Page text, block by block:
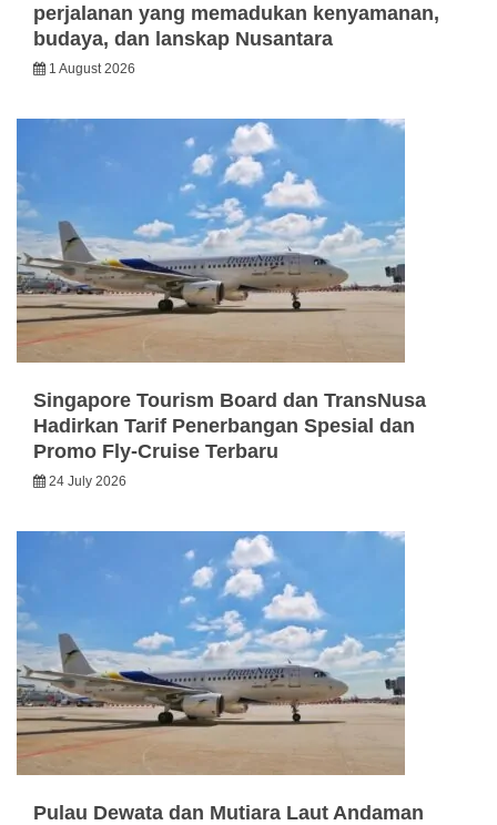
perjalanan yang memadukan kenyamanan,
budaya, dan lanskap Nusantara
1 August 2026
Singapore Tourism Board dan TransNusa
Hadirkan Tarif Penerbangan Spesial dan
Promo Fly-Cruise Terbaru
24 July 2026
Pulau Dewata dan Mutiara Laut Andaman